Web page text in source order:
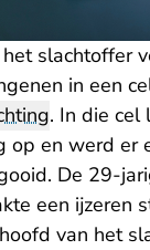
slachtoffer
in een
. In die cel
op en werd er
De 29-
een ijzeren
van het